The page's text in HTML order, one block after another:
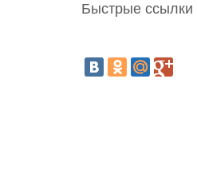
Быстрые ссылки